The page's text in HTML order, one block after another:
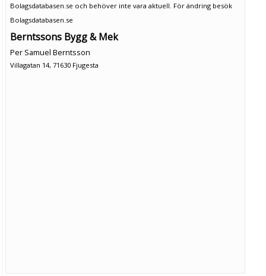
Bolagsdatabasen.se och behöver inte vara aktuell. För ändring besök
Bolagsdatabasen.se
Berntssons Bygg & Mek
Per Samuel Berntsson
Villagatan 14, 71630 Fjugesta